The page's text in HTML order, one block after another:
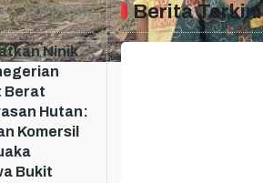
+INDEKS
Ninik
Berat
Hutan:
Komersil
Bukit
Berita Terkini